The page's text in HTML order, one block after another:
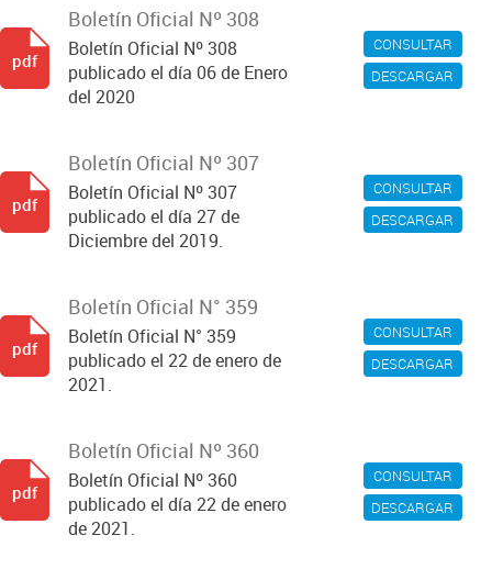
CONSULTAR
DESCARGAR
Boletín Oficial Nº 308
Boletín Oficial Nº 308
publicado el día 06 de Enero
del 2020
pdf
CONSULTAR
DESCARGAR
Boletín Oficial Nº 307
Boletín Oficial Nº 307
publicado el día 27 de
Diciembre del 2019.
pdf
CONSULTAR
DESCARGAR
Boletín Oficial N° 359
Boletín Oficial N° 359
publicado el 22 de enero de
2021.
pdf
CONSULTAR
DESCARGAR
Boletín Oficial Nº 360
Boletín Oficial Nº 360
publicado el día 22 de enero
de 2021.
pdf